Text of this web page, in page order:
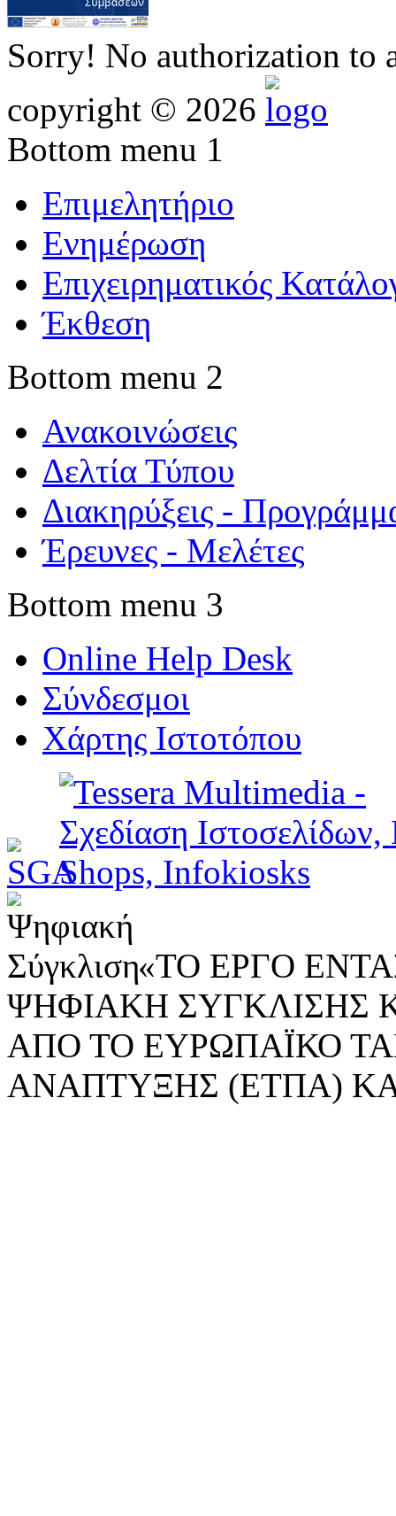
Sorry! No authorization to
copyright © 2026
Bottom menu 1
Επιμελητήριο
Ενημέρωση
Επιχειρηματικός
Έκθεση
Bottom menu 2
Ανακοινώσεις
Δελτία Τύπου
Διακηρύξεις -
Έρευνες - Μελέτες
Bottom menu 3
Online Help Desk
Σύνδεσμοι
Χάρτης Ιστοτόπου
«ΤΟ ΕΡΓΟ
ΨΗΦΙΑΚΗ ΣΥΓΚΛΙΣΗΣ
ΑΠΟ ΤΟ ΕΥΡΩΠΑΪΚΟ
ΑΝΑΠΤΥΞΗΣ (ΕΤΠΑ)